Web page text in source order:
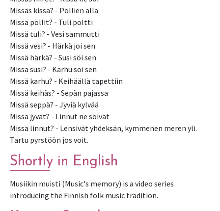
Missäs kissa? - Pöllien alla
Missä pöllit? - Tuli poltti
Missä tuli? - Vesi sammutti
Missä vesi? - Härkä joi sen
Missä härkä? - Susi söi sen
Missä susi? - Karhu söi sen
Missä karhu? - Keihäällä tapettiin
Missä keihäs? - Sepän pajassa
Missä seppä? - Jyviä kylvää
Missä jyvät? - Linnut ne söivät
Missä linnut? - Lensivät yhdeksän, kymmenen meren yli.
Tartu pyrstöön jos voit.
Shortly in English
Musiikin muisti (Music's memory) is a video series
introducing the Finnish folk music tradition.